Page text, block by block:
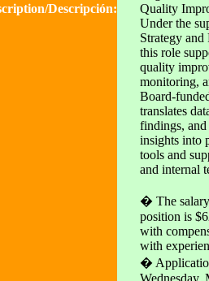
Descripción:
Quality
Under the
Strategy
this role
quality
monitoring,
Board-
translates
findings, and
insights into
tools and
and internal
� The
position is
with
with
�
Wednesday,